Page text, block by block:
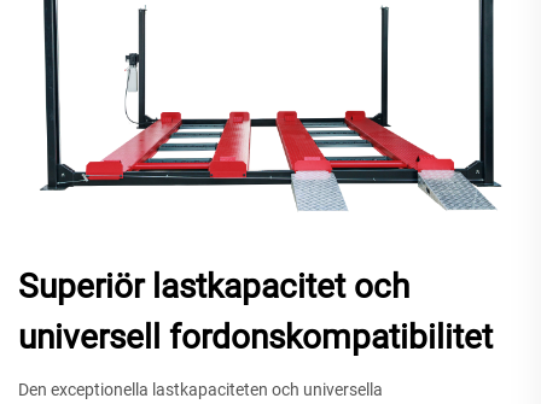
Superiör lastkapacitet och
universell fordonskompatibilitet
Den exceptionella lastkapaciteten och universella